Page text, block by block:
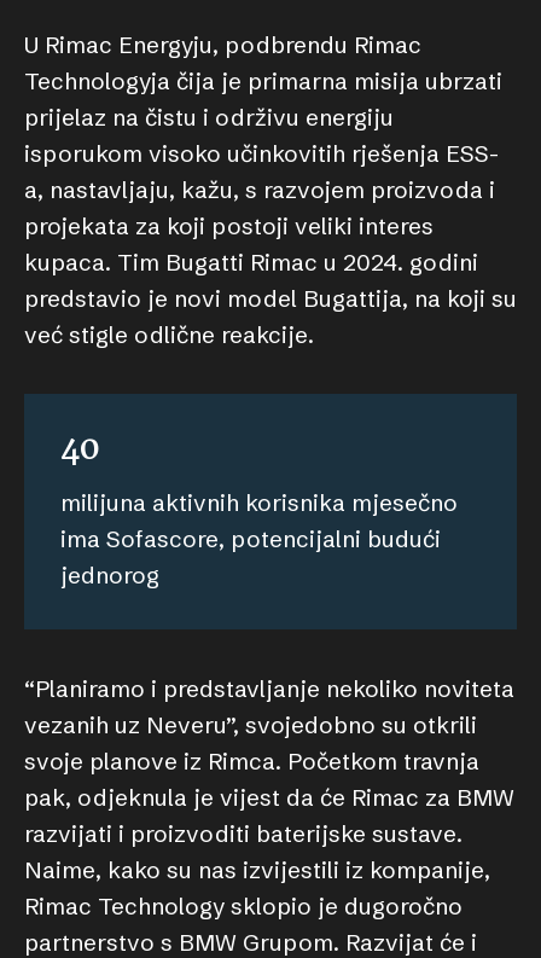
U Rimac Energyju, podbrendu Rimac
Technologyja čija je primarna misija ubrzati
prijelaz na čistu i održivu energiju
isporukom visoko učinkovitih rješenja ESS-
a, nastavljaju, kažu, s razvojem proizvoda i
projekata za koji postoji veliki interes
kupaca. Tim Bugatti Rimac u 2024. godini
predstavio je novi model Bugattija, na koji su
već stigle odlične reakcije.
40
milijuna aktivnih korisnika mjesečno
ima Sofascore, potencijalni budući
jednorog
“Planiramo i predstavljanje nekoliko noviteta
vezanih uz Neveru”, svojedobno su otkrili
svoje planove iz Rimca. Početkom travnja
pak, odjeknula je vijest da će Rimac za BMW
razvijati i proizvoditi baterijske sustave.
Naime, kako su nas izvijestili iz kompanije,
Rimac Technology sklopio je dugoročno
partnerstvo s BMW Grupom. Razvijat će i